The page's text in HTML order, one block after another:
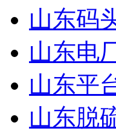
山东码
山东电
山东平
山东脱